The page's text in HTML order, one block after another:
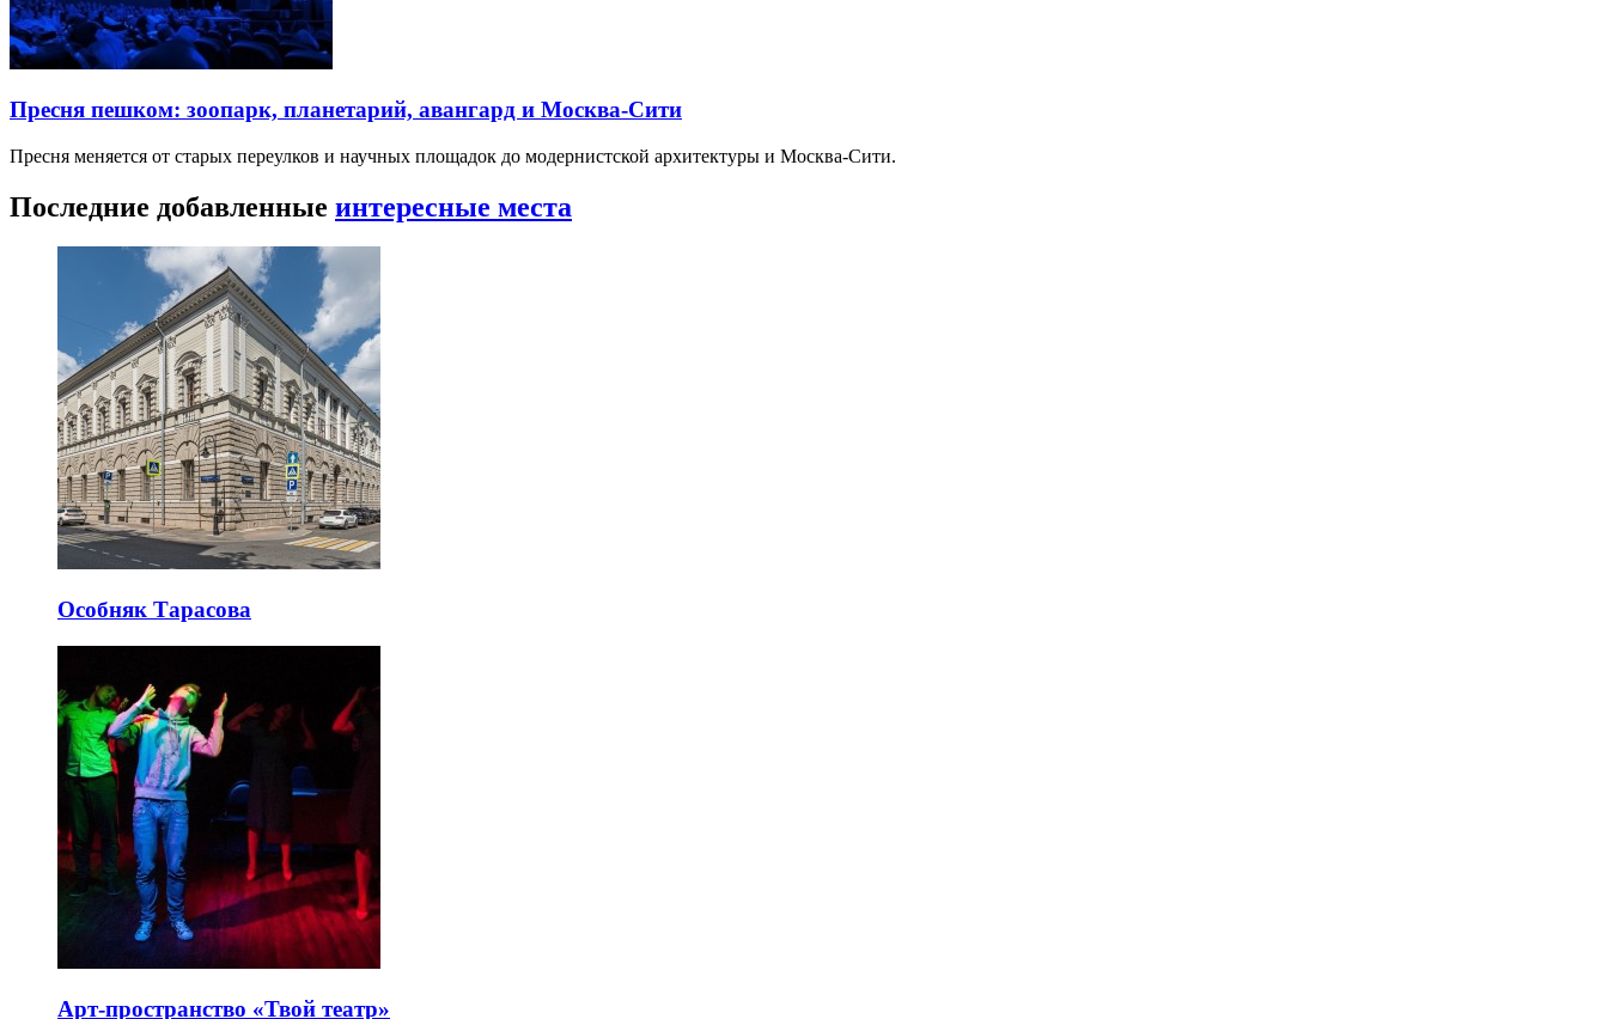
Пресня пешком: зоопарк, планетарий, авангард и Москва-Сити
Пресня меняется от старых переулков и научных площадок до модернистской архитектуры и Москва-Сити.
Последние добавленные интересные места
Особняк Тарасова
Арт-пространство «Твой театр»